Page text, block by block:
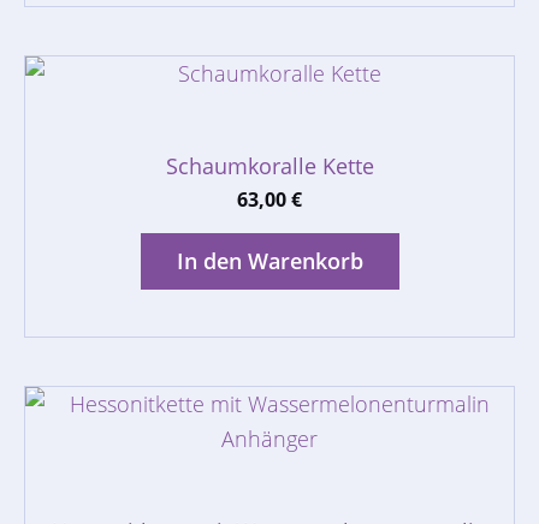
Schaumkoralle Kette
63,00€
In den Warenkorb